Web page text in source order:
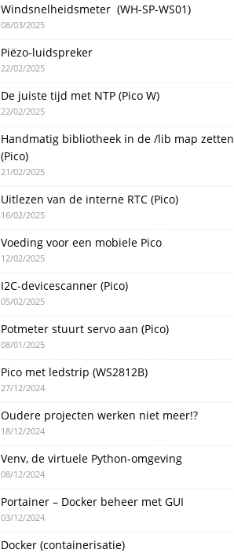
Windsnelheidsmeter (WH-SP-WS01)
08/03/2025
Piëzo-luidspreker
22/02/2025
De juiste tijd met NTP (Pico W)
22/02/2025
Handmatig bibliotheek in de /lib map zetten
(Pico)
21/02/2025
Uitlezen van de interne RTC (Pico)
16/02/2025
Voeding voor een mobiele Pico
12/02/2025
I2C-devicescanner (Pico)
05/02/2025
Potmeter stuurt servo aan (Pico)
08/01/2025
Pico met ledstrip (WS2812B)
27/12/2024
Oudere projecten werken niet meer!?
18/12/2024
Venv, de virtuele Python-omgeving
08/12/2024
Portainer – Docker beheer met GUI
03/12/2024
Docker (containerisatie)